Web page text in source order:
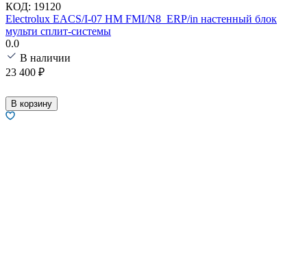
КОД: 19120
Electrolux EACS/I-07 HM FMI/N8_ERP/in настенный блок
мульти сплит-системы
0.0
В наличии
23 400 ₽
В корзину